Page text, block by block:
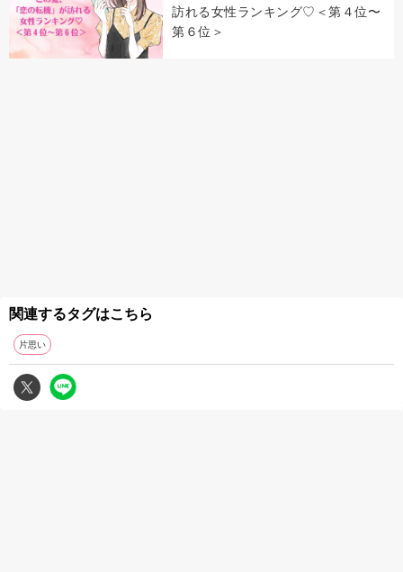
訪れる女性ランキング♡＜第４位〜
第６位＞
関連するタグはこちら
片思い